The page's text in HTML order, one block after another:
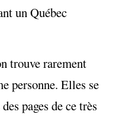
un Québec
trouve rarement
personne. Elles se
pages de ce très